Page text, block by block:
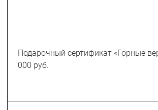
Подарочный сертификат «Горные
000 руб.